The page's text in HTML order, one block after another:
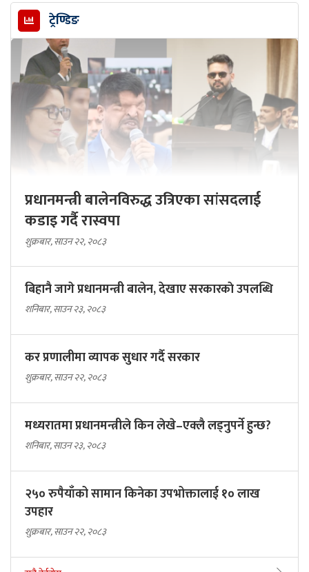
ट्रेण्डिङ
प्रधानमन्त्री बालेनविरुद्ध उत्रिएका सांसदलाई
कडाइ गर्दै रास्वपा
शुक्रबार, साउन २२, २०८३
बिहानै जागे प्रधानमन्त्री बालेन, देखाए सरकारकाे उपलब्धि
शनिबार, साउन २३, २०८३
कर प्रणालीमा व्यापक सुधार गर्दै सरकार
शुक्रबार, साउन २२, २०८३
मध्यरातमा प्रधानमन्त्रीले किन लेखे–एक्लै लड्नुपर्ने हुन्छ?
शनिबार, साउन २३, २०८३
२५० रुपैयाँको सामान किनेका उपभोक्तालाई १० लाख
उपहार
शुक्रबार, साउन २२, २०८३